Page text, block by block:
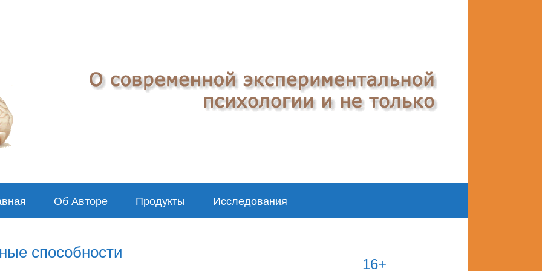
Об Авторе Продукты Исследования
способности
16+